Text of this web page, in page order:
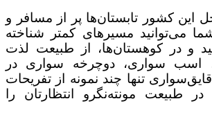
این کشور تابستان‌ها پر از مسافر و
می‌توانید مسیرهای کمتر شناخته
و در کوهستان‌ها، از طبیعت لذت
اسب سواری، دوچرخه سواری در
تنها چند نمونه از تفریحات
طبیعت مونته‌نگرو انتظارتان را